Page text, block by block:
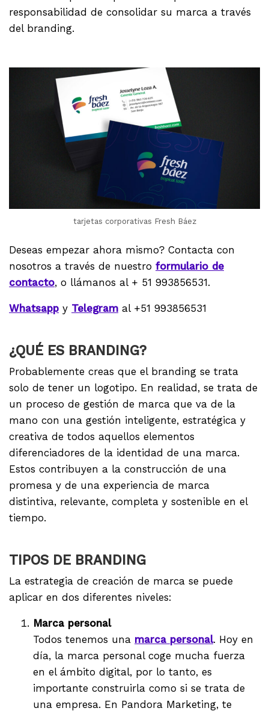
responsabilidad de consolidar su marca a través
del branding.
tarjetas corporativas Fresh Báez
Deseas empezar ahora mismo? Contacta con
nosotros a través de nuestro formulario de
contacto, o llámanos al + 51 993856531.
Whatsapp y Telegram al +51 993856531
¿QUÉ ES BRANDING?
Probablemente creas que el branding se trata
solo de tener un logotipo. En realidad, se trata de
un proceso de gestión de marca que va de la
mano con una gestión inteligente, estratégica y
creativa de todos aquellos elementos
diferenciadores de la identidad de una marca.
Estos contribuyen a la construcción de una
promesa y de una experiencia de marca
distintiva, relevante, completa y sostenible en el
tiempo.
TIPOS DE BRANDING
La estrategia de creación de marca se puede
aplicar en dos diferentes niveles:
Marca personal
Todos tenemos una marca personal. Hoy en
día, la marca personal coge mucha fuerza
en el ámbito digital, por lo tanto, es
importante construirla como si se trata de
una empresa. En Pandora Marketing, te